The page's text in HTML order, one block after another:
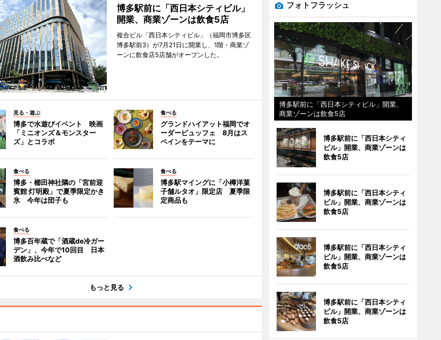
博多駅前に「西日本シティビル」
開業、商業ゾーンは飲食5店
複合ビル「西日本シティビル」（福岡市博多区
博多駅前3）が7月21日に開業し、1階・商業ゾ
ーンに飲食店5店舗がオープンした。
見る・遊ぶ
博多で水遊びイベント 映画
「ミニオンズ＆モンスター
ズ」とコラボ
食べる
グランドハイアット福岡でオ
ーダービュッフェ 8月はス
ペインをテーマに
食べる
博多・櫛田神社隣の「宮前迎
賓館 灯明殿」で夏季限定かき
氷 今年は団子も
食べる
博多駅マイングに「小樽洋菓
子舗ルタオ」限定店 夏季限
定商品も
食べる
博多百年蔵で「酒蔵de冷ガー
デン」、今年で10回目 日本
酒飲み比べなど
もっと見る
フォトフラッシュ
博多駅前に「西日本シティビル」開業、
商業ゾーンは飲食5店
博多駅前に「西日本シティ
ビル」開業、商業ゾーンは
飲食5店
博多駅前に「西日本シティ
ビル」開業、商業ゾーンは
飲食5店
博多駅前に「西日本シティ
ビル」開業、商業ゾーンは
飲食5店
博多駅前に「西日本シティ
ビル」開業、商業ゾーンは
飲食5店